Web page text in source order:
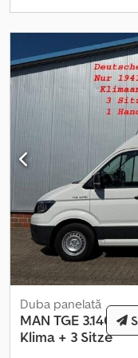
Accesorii Meiller: 2
Accesorii Meiller: cutie
cutie de scule inox
vreme rea Pentru
vânzări vă stă la
posibilă. Aceasta este
prealabilă, erorile și
generale: An fabricație:
Duba panelată
MAN TGE 3.140
Klima + 3 Sitze